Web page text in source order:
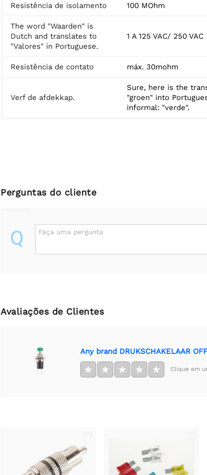
Resistência de isolamento 100 MOhm
The word "Waarden" is
Dutch and translates to
"Valores" in Portuguese.
1 A 125 VAC/ 250 VAC
Resistência de contato máx. 30mohm
Verf de afdekkap.
Sure, here is the
"groen" into
informal: "verde".
Perguntas do cliente
Q Faça uma pergunta
Avaliações de Clientes
Any brand DRUKSCHAKELAAR
★ ★ ★ ★ ★ Clique em